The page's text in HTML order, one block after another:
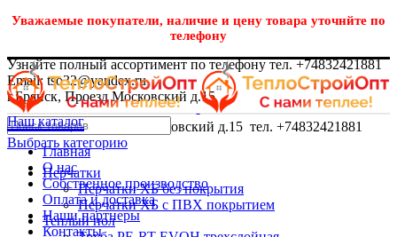
Уважаемые покупатели, наличие и цену товара уточнйте по
телефону
Узнайте полный ассортимент по телефону тел. +74832421881
Email: tso32@yandex.ru
г.Брянск, Проезд Московский д.15
г.Брянск, Проезд Московский д.15 тел. +74832421881
Выбрать категорию
Перчатки
Перчатки ХБ без покрытия
Перчатки ХБ с ПВХ покрытием
Теплый пол
Наш каталог
Главная
О нас
Собственное производство
Оплата и доставка
Наши партнеры
Контакты